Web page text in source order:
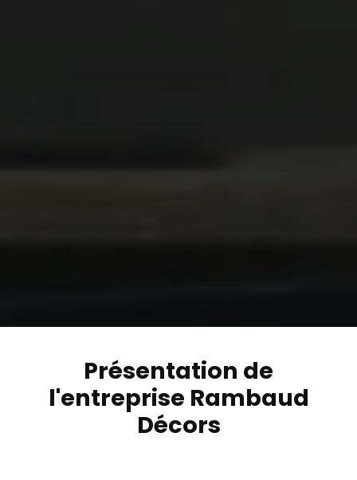
Présentation de
l'entreprise Rambaud
Décors